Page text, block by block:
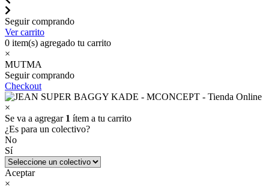
Seguir comprando
Ver carrito
0 item(s) agregado tu carrito
×
MUTMA
Seguir comprando
Checkout
×
Se va a agregar 1 ítem a tu carrito
¿Es para un colectivo?
No
Sí
Aceptar
×